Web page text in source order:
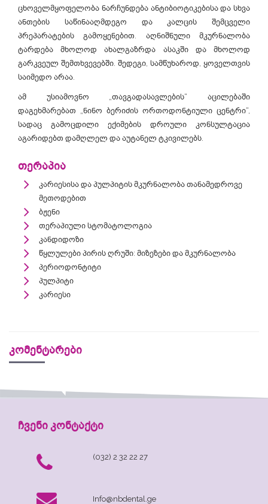
ცხოველმყოფელობა ნარჩუნდება ანტიბიოტიკებისა და სხვა
ანთების საწინააღმდეგო და კალცის შემცველი
პრეპარატების გამოყენებით. აღნიშნული მკურნალობა
ტარდება მხოლოდ ახალგაზრდა ასაკში და მხოლოდ
გარკვეულ შემთხვევებში. შედეგი, სამწუხაროდ, ყოველთვის
საიმედო არაა.
ამ უსიამოვნო „თავგადასავლების“ აცილებაში
დაგეხმარებათ „ნინო ბერიძის ორთოდონტიული ცენტრი“,
სადაც გამოცდილი ექიმების დროული კონსულტაცია
აგარიდებთ დამღლელ და აუტანელ ტკივილებს.
თერაპია
კარიესისა და პულპიტის მკურნალობა თანამედროვე
მეთოდებით
ბჟენი
თერაპიული სტომატოლოგია
კანდიდოზი
წყლულები პირის ღრუში: მიზეზები და მკურნალობა
პერიოდონტიტი
პულპიტი
კარიესი
კომენტარები
ჩვენი კონტაქტი
(032) 2 32 22 27
Info@nbdental.ge